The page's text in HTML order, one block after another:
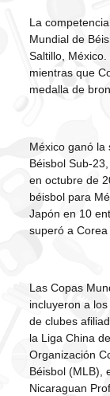
La
Mundial de
Saltillo,
mientras que
medalla de
México ganó la
Béisbol Sub-
en octubre de
béisbol para
Japón en 10
superó a
Las Copas
incluyeron a
de clubes
la Liga China
Organización
Béisbol (MLB),
Nicaraguan